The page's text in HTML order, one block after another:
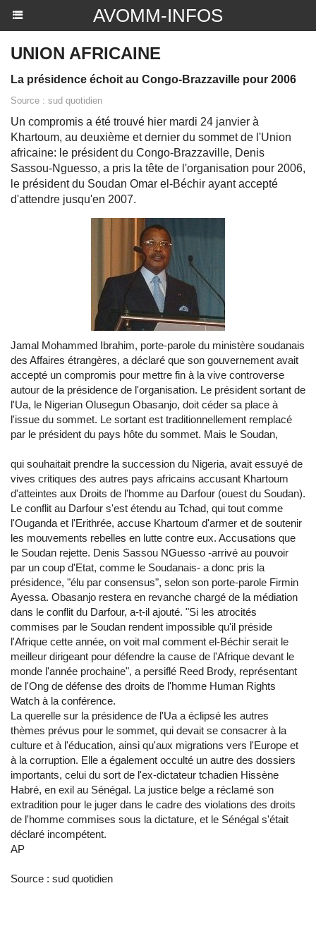
AVOMM-INFOS
UNION AFRICAINE
La présidence échoit au Congo-Brazzaville pour 2006
Source : sud quotidien
Un compromis a été trouvé hier mardi 24 janvier à
Khartoum, au deuxième et dernier du sommet de l'Union
africaine: le président du Congo-Brazzaville, Denis
Sassou-Nguesso, a pris la tête de l'organisation pour 2006,
le président du Soudan Omar el-Béchir ayant accepté
d'attendre jusqu'en 2007.
Jamal Mohammed Ibrahim, porte-parole du ministère soudanais
des Affaires étrangères, a déclaré que son gouvernement avait
accepté un compromis pour mettre fin à la vive controverse
autour de la présidence de l'organisation. Le président sortant de
l'Ua, le Nigerian Olusegun Obasanjo, doit céder sa place à
l'issue du sommet. Le sortant est traditionnellement remplacé
par le président du pays hôte du sommet. Mais le Soudan,
qui souhaitait prendre la succession du Nigeria, avait essuyé de
vives critiques des autres pays africains accusant Khartoum
d'atteintes aux Droits de l'homme au Darfour (ouest du Soudan).
Le conflit au Darfour s'est étendu au Tchad, qui tout comme
l'Ouganda et l'Erithrée, accuse Khartoum d'armer et de soutenir
les mouvements rebelles en lutte contre eux. Accusations que
le Soudan rejette. Denis Sassou NGuesso -arrivé au pouvoir
par un coup d'Etat, comme le Soudanais- a donc pris la
présidence, "élu par consensus", selon son porte-parole Firmin
Ayessa. Obasanjo restera en revanche chargé de la médiation
dans le conflit du Darfour, a-t-il ajouté. "Si les atrocités
commises par le Soudan rendent impossible qu'il préside
l'Afrique cette année, on voit mal comment el-Béchir serait le
meilleur dirigeant pour défendre la cause de l'Afrique devant le
monde l'année prochaine", a persiflé Reed Brody, représentant
de l'Ong de défense des droits de l'homme Human Rights
Watch à la conférence.
La querelle sur la présidence de l'Ua a éclipsé les autres
thèmes prévus pour le sommet, qui devait se consacrer à la
culture et à l'éducation, ainsi qu'aux migrations vers l'Europe et
à la corruption. Elle a également occulté un autre des dossiers
importants, celui du sort de l'ex-dictateur tchadien Hissène
Habré, en exil au Sénégal. La justice belge a réclamé son
extradition pour le juger dans le cadre des violations des droits
de l'homme commises sous la dictature, et le Sénégal s'était
déclaré incompétent.
AP
Source : sud quotidien